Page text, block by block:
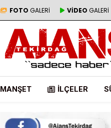
FOTO GALERİ VİDEO GALERİ
MANŞET İLÇELER